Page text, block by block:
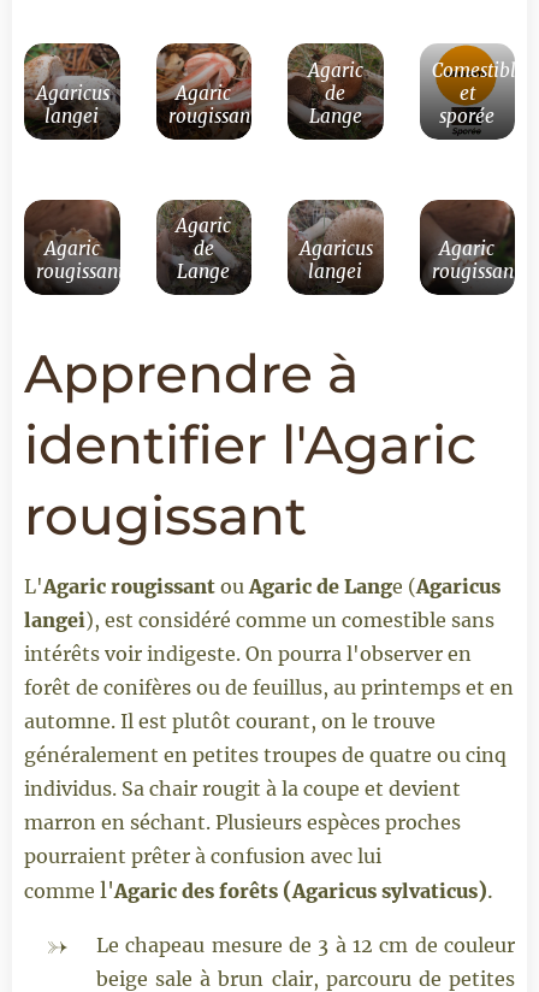
Agaricus
langei
Agaric
rougissant
Agaric
de
Lange
Comestible
et
sporée
Agaric
rougissant
Agaric
de
Lange
Agaricus
langei
Agaric
rougissant
Apprendre à
identifier l'Agaric
rougissant
L'Agaric rougissant ouAgaric de Lange (Agaricus
langei), est considéré comme un comestible sans
intérêts voir indigeste. On pourra l'observer en
forêt de conifères ou de feuillus, au printemps et en
automne. Il est plutôt courant, on le trouve
généralement en petites troupes de quatre ou cinq
individus. Sa chair rougit à la coupe et devient
marron en séchant. Plusieurs espèces proches
pourraient prêter à confusion avec lui
comme l'Agaric des forêts (Agaricus sylvaticus).
Le chapeau mesure de 3 à 12 cm de couleur
beige sale à brun clair, parcouru de petites